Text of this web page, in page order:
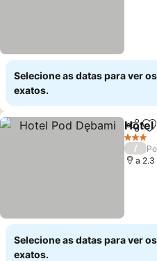
Selecione as datas para ver
exatos.
Hotel
3 Estrelas
/
a 2.3
Selecione as datas para ver
exatos.